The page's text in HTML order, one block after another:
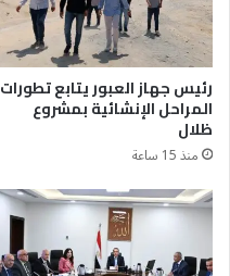
رئيس جهاز العبور يتابع تطورات
المراحل الإنشائية بمشروع
ظلال
منذ 15 ساعة